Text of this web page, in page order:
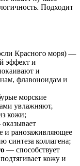
Подходит
Красного моря) —
эффект и
и
флавоноидам и
морские
увлажняют,
кожи;
и ранозаживляющее
синтеза коллагена;
— способствует
кожу и